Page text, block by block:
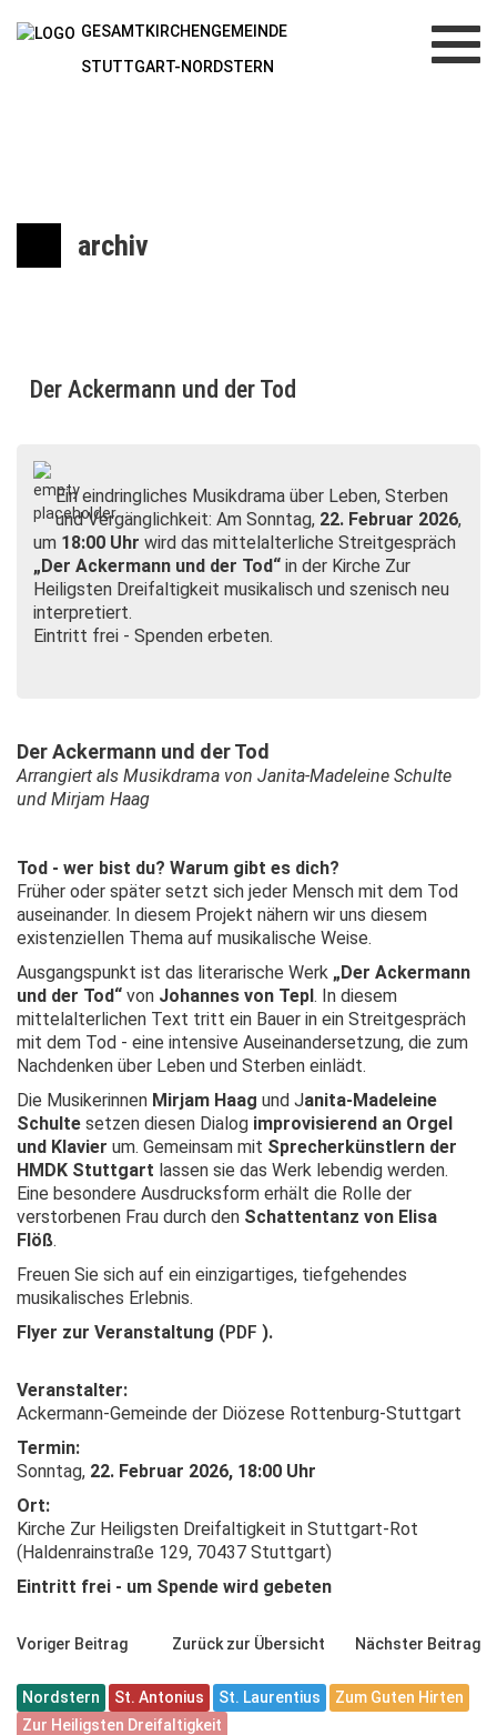
GESAMTKIRCHENGEMEINDE
STUTTGART-NORDSTERN
archiv
Der Ackermann und der Tod
Ein eindringliches Musikdrama über Leben, Sterben
und Vergänglichkeit: Am Sonntag, 22. Februar 2026,
um 18:00 Uhr wird das mittelalterliche Streitgespräch
„Der Ackermann und der Tod“ in der Kirche Zur
Heiligsten Dreifaltigkeit musikalisch und szenisch neu
interpretiert.
Eintritt frei - Spenden erbeten.
Der Ackermann und der Tod
Arrangiert als Musikdrama von Janita-Madeleine Schulte
und Mirjam Haag
Tod - wer bist du? Warum gibt es dich?
Früher oder später setzt sich jeder Mensch mit dem Tod
auseinander. In diesem Projekt nähern wir uns diesem
existenziellen Thema auf musikalische Weise.
Ausgangspunkt ist das literarische Werk „Der Ackermann
und der Tod“ von Johannes von Tepl. In diesem
mittelalterlichen Text tritt ein Bauer in ein Streitgespräch
mit dem Tod - eine intensive Auseinandersetzung, die zum
Nachdenken über Leben und Sterben einlädt.
Die Musikerinnen Mirjam Haag und Janita-Madeleine
Schulte setzen diesen Dialog improvisierend an Orgel
und Klavier um. Gemeinsam mit Sprecherkünstlern der
HMDK Stuttgart lassen sie das Werk lebendig werden.
Eine besondere Ausdrucksform erhält die Rolle der
verstorbenen Frau durch den Schattentanz von Elisa
Flöß.
Freuen Sie sich auf ein einzigartiges, tiefgehendes
musikalisches Erlebnis.
Flyer zur Veranstaltung (PDF ).
Veranstalter:
Ackermann-Gemeinde der Diözese Rottenburg-Stuttgart
Termin:
Sonntag, 22. Februar 2026, 18:00 Uhr
Ort:
Kirche Zur Heiligsten Dreifaltigkeit in Stuttgart-Rot
(Haldenrainstraße 129, 70437 Stuttgart)
Eintritt frei - um Spende wird gebeten
Voriger Beitrag Zurück zur Übersicht Nächster Beitrag
Nordstern St. Antonius St. Laurentius
Zum Guten Hirten
Zur Heiligsten Dreifaltigkeit